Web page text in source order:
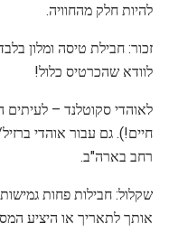
להיות חלק מהחוויה.
זכור: חבילת טיסה ומלון
לוודא שהכרטיס כלול!
לאוהדי סקוטלנד –
חיים!). גם עבור אוהדי
רחב בארה"ב.
שקלול: חבילות פחות
אותך לתאריך או היציע